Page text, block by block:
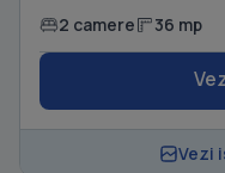
2 camere 36 mp
Vezi